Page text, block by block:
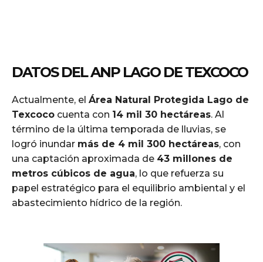
DATOS DEL ANP LAGO DE TEXCOCO
Actualmente, el Área Natural Protegida Lago de
Texcoco cuenta con 14 mil 30 hectáreas. Al
término de la última temporada de lluvias, se
logró inundar más de 4 mil 300 hectáreas, con
una captación aproximada de 43 millones de
metros cúbicos de agua, lo que refuerza su
papel estratégico para el equilibrio ambiental y el
abastecimiento hídrico de la región.